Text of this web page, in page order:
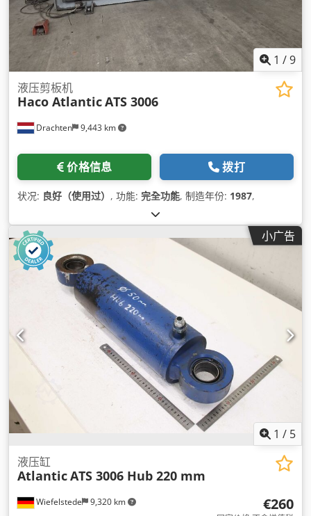
1 /9
Drachten 9,443 km
液压剪板机
Haco AtlanticATS 3006
价格信息 拨打
状况: 良好（使用过） , 功能: 完全功能, 制造年份: 1987,
小广告
1 / 5
Wiefelstede 9,320 km
液压缸
AtlanticATS 3006 Hub 220 mm
€260